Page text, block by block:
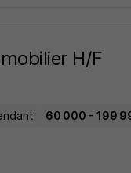
H/F
60 000 - 199